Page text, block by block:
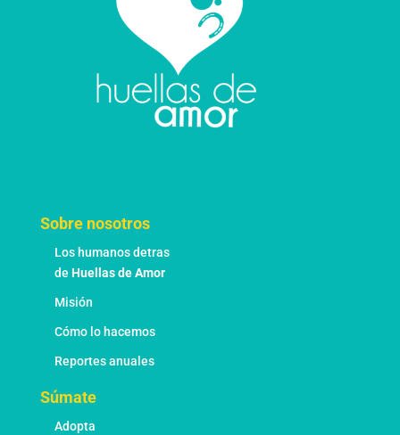
Sobre nosotros
Los humanos detras
de Huellas de Amor
Misión
Cómo lo hacemos
Reportes anuales
Súmate
Adopta